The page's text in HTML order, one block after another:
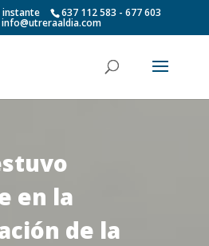
instante 637 112 583 - 677 603
info@utreraaldia.com
en la
de la